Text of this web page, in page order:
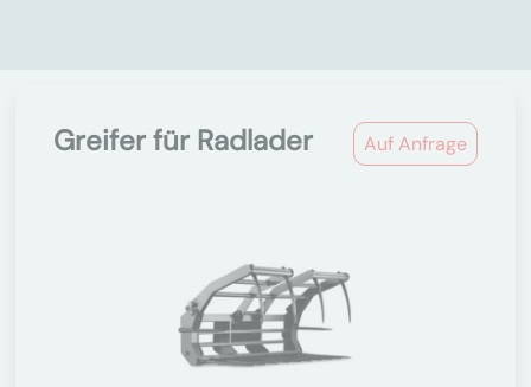
Auf Anfrage
Greifer für Radlader